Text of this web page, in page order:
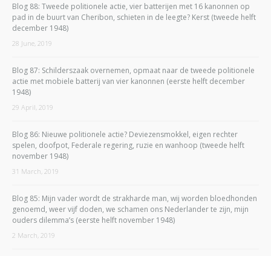
Blog 88: Tweede politionele actie, vier batterijen met 16 kanonnen op
pad in de buurt van Cheribon, schieten in de leegte? Kerst (tweede helft
december 1948)
28 June, 2019
Blog 87: Schilderszaak overnemen, opmaat naar de tweede politionele
actie met mobiele batterij van vier kanonnen (eerste helft december
1948)
29 April, 2019
Blog 86: Nieuwe politionele actie? Deviezensmokkel, eigen rechter
spelen, doofpot, Federale regering, ruzie en wanhoop (tweede helft
november 1948)
31 March, 2019
Blog 85: Mijn vader wordt de strakharde man, wij worden bloedhonden
genoemd, weer vijf doden, we schamen ons Nederlander te zijn, mijn
ouders dilemma’s (eerste helft november 1948)
2 March, 2019